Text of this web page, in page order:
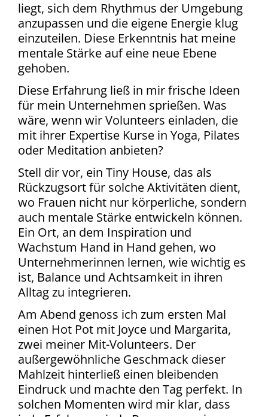
liegt, sich dem Rhythmus der Umgebung
anzupassen und die eigene Energie klug
einzuteilen. Diese Erkenntnis hat meine
mentale Stärke auf eine neue Ebene
gehoben.
Diese Erfahrung ließ in mir frische Ideen
für mein Unternehmen sprießen. Was
wäre, wenn wir Volunteers einladen, die
mit ihrer Expertise Kurse in Yoga, Pilates
oder Meditation anbieten?
Stell dir vor, ein Tiny House, das als
Rückzugsort für solche Aktivitäten dient,
wo Frauen nicht nur körperliche, sondern
auch mentale Stärke entwickeln können.
Ein Ort, an dem Inspiration und
Wachstum Hand in Hand gehen, wo
Unternehmerinnen lernen, wie wichtig es
ist, Balance und Achtsamkeit in ihren
Alltag zu integrieren.
Am Abend genoss ich zum ersten Mal
einen Hot Pot mit Joyce und Margarita,
zwei meiner Mit-Volunteers. Der
außergewöhnliche Geschmack dieser
Mahlzeit hinterließ einen bleibenden
Eindruck und machte den Tag perfekt. In
solchen Momenten wird mir klar, dass